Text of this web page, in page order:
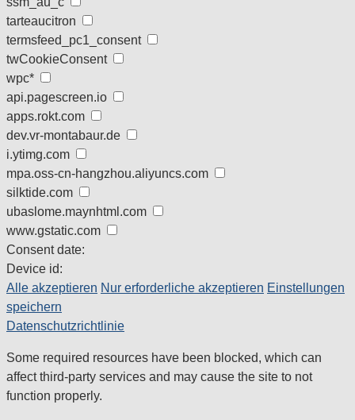
tarteaucitron
termsfeed_pc1_consent
twCookieConsent
wpc*
api.pagescreen.io
apps.rokt.com
dev.vr-montabaur.de
i.ytimg.com
mpa.oss-cn-hangzhou.aliyuncs.com
silktide.com
ubaslome.maynhtml.com
www.gstatic.com
Consent date:
Device id:
Alle akzeptieren Nur erforderliche akzeptieren Einstellungen
speichern
Datenschutzrichtlinie
Some required resources have been blocked, which can
affect third-party services and may cause the site to not
function properly.